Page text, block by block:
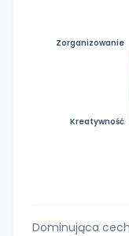
Kreatywność
Zorganizowanie
Dominująca